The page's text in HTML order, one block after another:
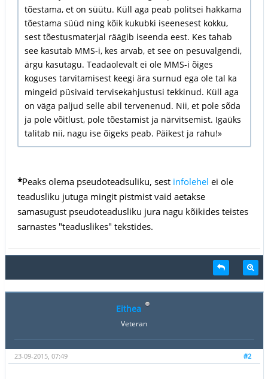
tõestama, et on süütu. Küll aga peab politsei hakkama
tõestama süüd ning kõik kukubki iseenesest kokku,
sest tõestusmaterjal räägib iseenda eest. Kes tahab
see kasutab MMS-i, kes arvab, et see on pesuvalgendi,
ärgu kasutagu. Teadaolevalt ei ole MMS-i õiges
koguses tarvitamisest keegi ära surnud ega ole tal ka
mingeid püsivaid tervisekahjustusi tekkinud. Küll aga
on väga paljud selle abil tervenenud. Nii, et pole sõda
ja pole võitlust, pole tõestamist ja närvitsemist. Igaüks
talitab nii, nagu ise õigeks peab. Päikest ja rahu!»
*Peaks olema pseudoteadsuliku, sest infolehel ei ole
teadusliku jutuga mingit pistmist vaid aetakse
samasugust pseudoteadusliku jura nagu kõikides teistes
sarnastes "teaduslikes" tekstides.
Eithea
Veteran
#2
23-09-2015, 07:49